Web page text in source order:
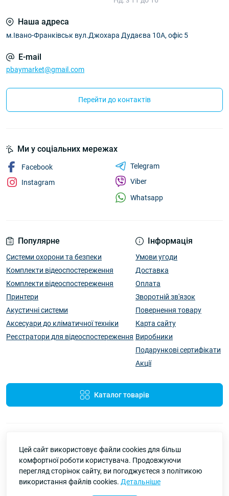
Наша адреса
м.Івано-Франківськ вул.Джохара Дудаєва 10А, офіс 5
E-mail
pbaymarket@gmail.com
Перейти до контактів
Популярне
Системи охорони та безпеки
Комплекти відеоспостереження
Комплекти відеоспостереження
Принтери
Акустичні системи
Аксесуари до кліматичної техніки
Реєстратори для відеоспостереження
Інформація
Умови угоди
Доставка
Оплата
Зворотній зв'язок
Повернення товару
Карта сайту
Виробники
Подарункові сертифікати
Акції
Каталог товарів
Ми у соціальних мережах
Facebook
Instagram
Telegram
Viber
Whatsapp
Pbay-Market — все для дому, роботи та відпочинку | Онлайн-
магазин України © 2026
Цей сайт використовує файли cookies для більш
комфортної роботи користувача. Продовжуючи
перегляд сторінок сайту, ви погоджуєтеся з політикою
використання файлів cookies. Детальніше